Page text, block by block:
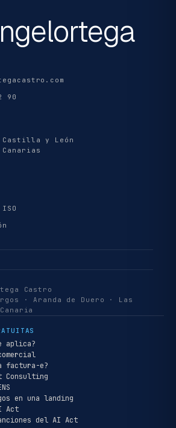
90
y León
Castro
· Aranda de Duero · Las
aplica?
factura-e?
en una landing
Act
del AI Act